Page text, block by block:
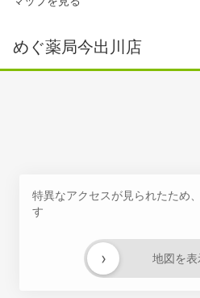
めぐ薬局今出川店
特異なアクセスが見られたため
す
地図を表
›